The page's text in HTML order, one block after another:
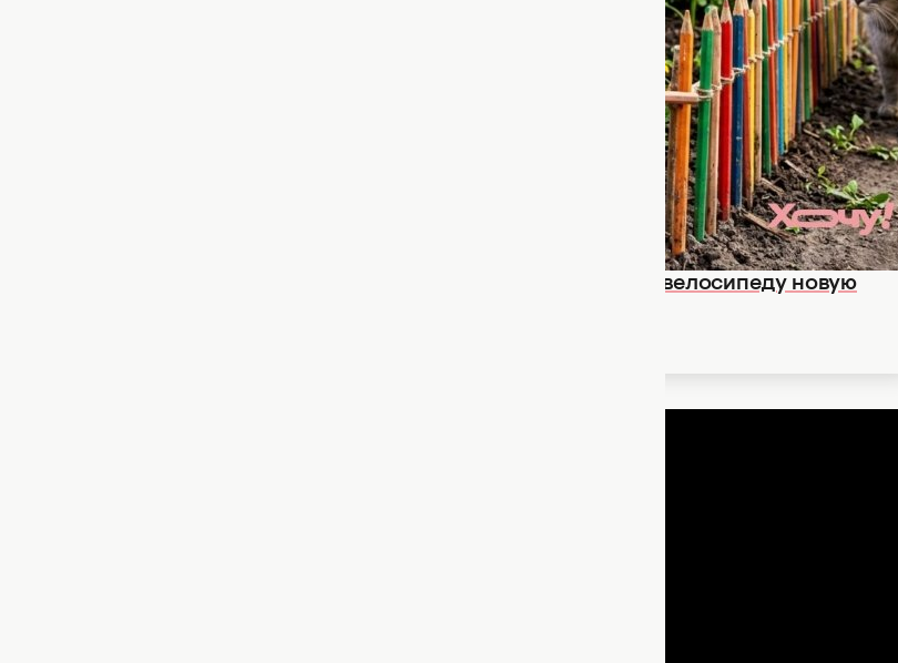
специализированных магазинов, а в ящиках письменных столов. Если у вас
дома подросли дети или просто накопились старые, списанные или
поломанные деревянные карандаши, не торопитесь отправлять их в
мусорный бак. Эта обычная канцелярия может стать настоящим кладом для
вашего участка, клумбы или даже комнатных вазонов.
5 креативных идей, как подарить старенькому велосипеду новую